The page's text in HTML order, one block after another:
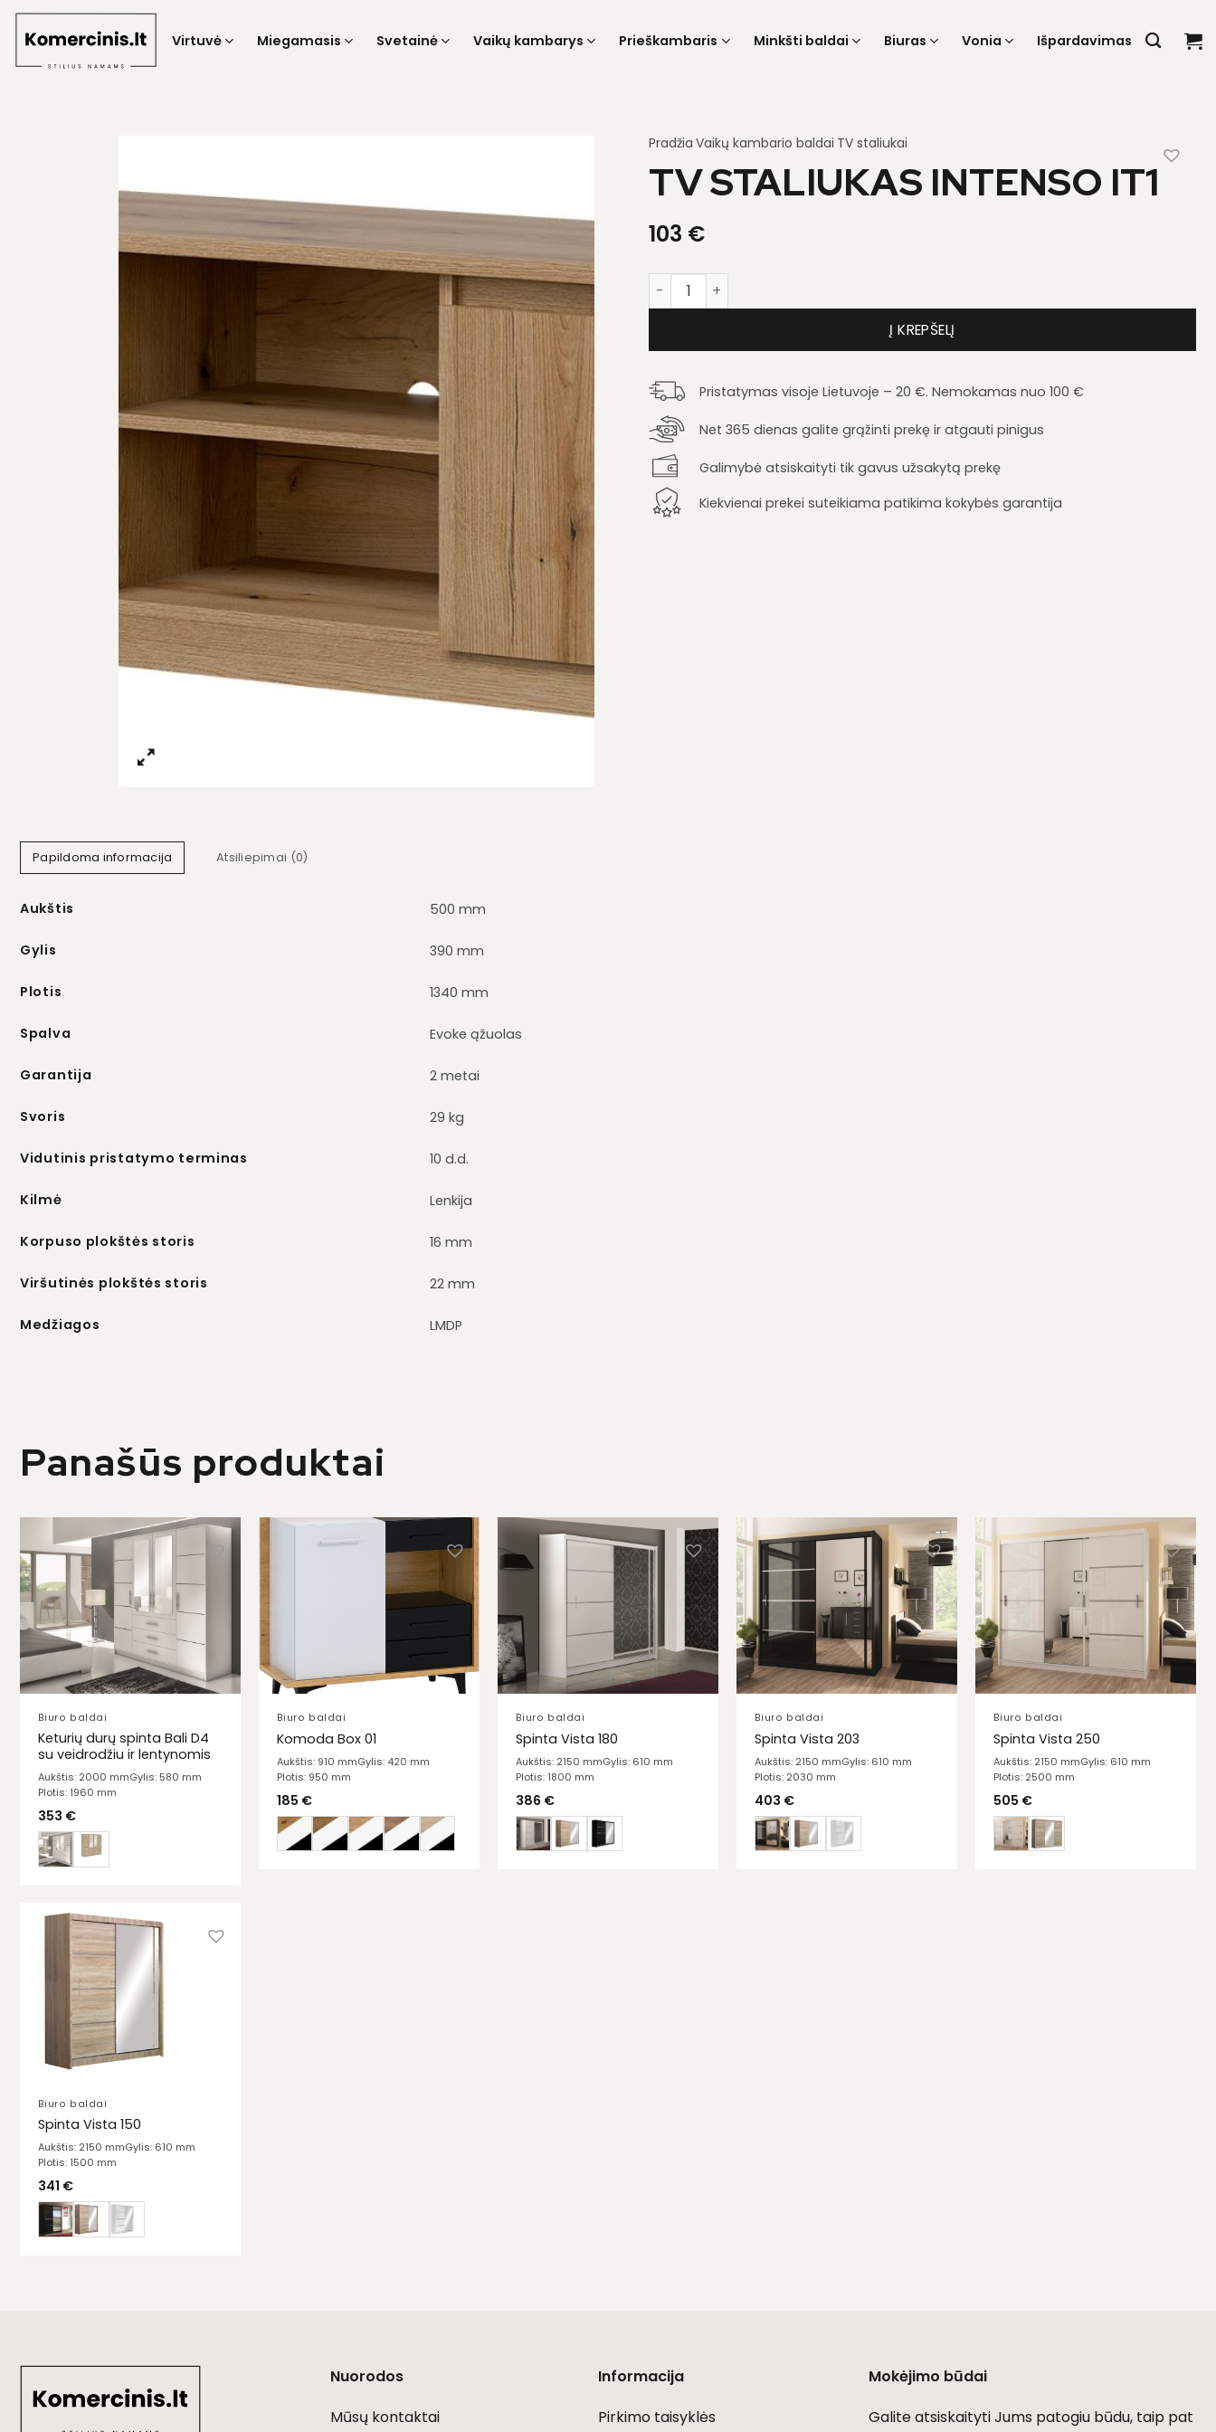
Skip
Virtuvė Miegamasis Svetainė Vaikų kambarys Prieškambaris Minkšti baldai Biuras Vonia Išpardavimas
Papildoma informacija Atsiliepimai (0)
Aukštis 500 mm
Gylis 390 mm
Plotis 1340 mm
Spalva Evoke ąžuolas
Garantija 2 metai
Svoris 29 kg
Vidutinis pristatymo terminas 10 d.d.
Kilmė Lenkija
Korpuso plokštės storis 16 mm
Viršutinės plokštės storis 22 mm
Medžiagos LMDP
Pradžia Vaikų kambario baldai TV staliukai
TV STALIUKAS INTENSO IT1
103 €
produkto kiekis: Tv staliukas Intenso IT1
Į KREPŠELĮ
Pristatymas visoje Lietuvoje – 20 €. Nemokamas nuo 100 €
Net 365 dienas galite grąžinti prekę ir atgauti pinigus
Galimybė atsiskaityti tik gavus užsakytą prekę
Kiekvienai prekei suteikiama patikima kokybės garantija
Panašūs produktai
Biuro baldai
Keturių durų spinta Bali D4
su veidrodžiu ir lentynomis
Aukštis: 2000 mmGylis: 580 mm
Plotis: 1960 mm
353 €
Biuro baldai
Komoda Box 01
Aukštis: 910 mmGylis: 420 mm
Plotis: 950 mm
185 €
Biuro baldai
Spinta Vista 180
Aukštis: 2150 mmGylis: 610 mm
Plotis: 1800 mm
386 €
Biuro baldai
Spinta Vista 203
Aukštis: 2150 mmGylis: 610 mm
Plotis: 2030 mm
403 €
Biuro baldai
Spinta Vista 250
Aukštis: 2150 mmGylis: 610 mm
Plotis: 2500 mm
505 €
Biuro baldai
Spinta Vista 150
Aukštis: 2150 mmGylis: 610 mm
Plotis: 1500 mm
341 €
Nuorodos
Mūsų kontaktai
Informacija
Pirkimo taisyklės
Mokėjimo būdai
Galite atsiskaityti Jums patogiu būdu, taip pat